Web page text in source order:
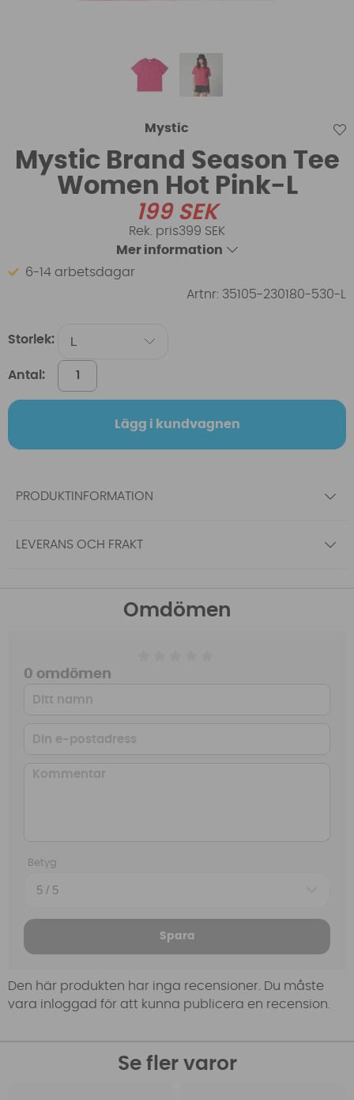
Mystic
Mystic Brand Season Tee
Women Hot Pink-L
199SEK
399 SEK
Mer information
6-14 arbetsdagar
Artnr: 35105-230180-530-L
Storlek:
Antal:
Lägg i kundvagnen
PRODUKTINFORMATION
LEVERANS OCH FRAKT
Omdömen
0 omdömen
Betyg
Spara
Den här produkten har inga recensioner. Du måste
vara inloggad för att kunna publicera en recension.
Se fler varor